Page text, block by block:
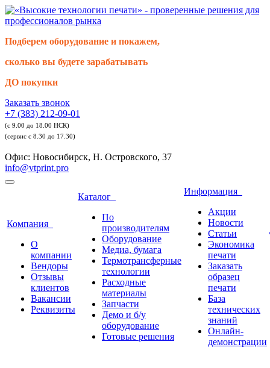
Подберем оборудование и покажем,
сколько вы будете зарабатывать
ДО покупки
Заказать звонок
+7 (383) 212-09-01
(с 9.00 до 18.00 НСК)
(сервис с 8.30 до 17.30)
Офис: Новосибирск, Н. Островского, 37
info@vtprint.pro
Компания
О
компании
Вендоры
Отзывы
клиентов
Вакансии
Реквизиты
Каталог
По
производителям
Оборудование
Медиа, бумага
Термотрансферные
технологии
Расходные
материалы
Запчасти
Демо и б/у
оборудование
Готовые решения
Информация
Акции
Новости
Статьи
Экономика
печати
Заказать
образец
печати
База
технических
знаний
Онлайн-
демонстрации